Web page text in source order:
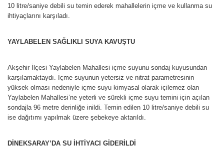
10 litre/saniye debili su temin ederek mahallelerin içme ve kullanma su
ihtiyaçlarını karşıladı.
YAYLABELEN SAĞLIKLI SUYA KAVUŞTU
Akşehir İlçesi Yaylabelen Mahallesi içme suyunu sondaj kuyusundan
karşılamaktaydı. İçme suyunun yetersiz ve nitrat parametresinin
yüksek olması nedeniyle içme suyu kimyasal olarak içilemez olan
Yaylabelen Mahallesi’ne yeterli ve sürekli içme suyu temini için açılan
sondajla 96 metre derinliğe inildi. Temin edilen 10 litre/saniye debili su
ise dağıtımı yapılmak üzere şebekeye aktarıldı.
DİNEKSARAY’DA SU İHTİYACI GİDERİLDİ